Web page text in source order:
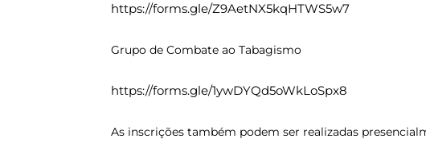
https://forms.gle/Z9AetNX5kqHTWS5w7
Grupo de Combate ao Tabagismo
https://forms.gle/1ywDYQd5oWkLoSpx8
As inscrições também podem ser realizadas